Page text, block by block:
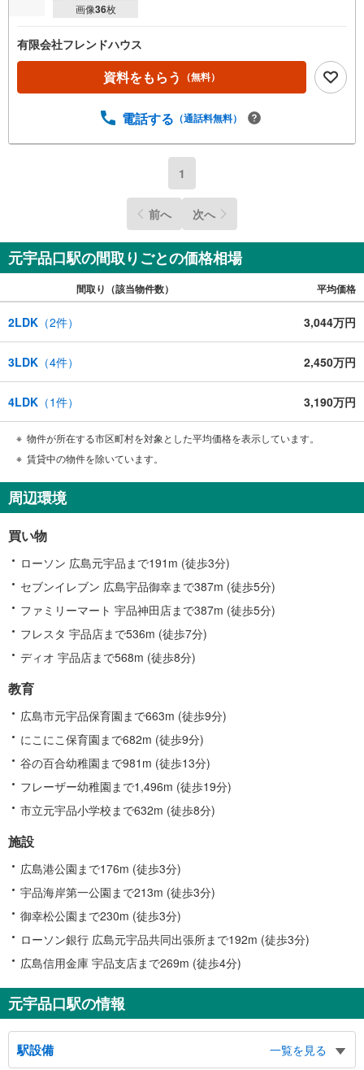
画像36枚
有限会社フレンドハウス
資料をもらう （無料）
電話する （通話料無料）
1
前へ 次へ
元宇品口駅の間取りごとの価格相場
間取り（該当物件数） 平均価格
2LDK （2件） 3,044万円
3LDK （4件） 2,450万円
4LDK （1件） 3,190万円
物件が所在する市区町村を対象とした平均価格を表示しています。
賃貸中の物件を除いています。
周辺環境
買い物
ローソン 広島元宇品まで191m (徒歩3分)
セブンイレブン 広島宇品御幸まで387m (徒歩5分)
ファミリーマート 宇品神田店まで387m (徒歩5分)
フレスタ 宇品店まで536m (徒歩7分)
ディオ 宇品店まで568m (徒歩8分)
教育
広島市元宇品保育園まで663m (徒歩9分)
にこにこ保育園まで682m (徒歩9分)
谷の百合幼稚園まで981m (徒歩13分)
フレーザー幼稚園まで1,496m (徒歩19分)
市立元宇品小学校まで632m (徒歩8分)
施設
広島港公園まで176m (徒歩3分)
宇品海岸第一公園まで213m (徒歩3分)
御幸松公園まで230m (徒歩3分)
ローソン銀行 広島元宇品共同出張所まで192m (徒歩3分)
広島信用金庫 宇品支店まで269m (徒歩4分)
元宇品口駅の情報
駅設備
一覧を見る